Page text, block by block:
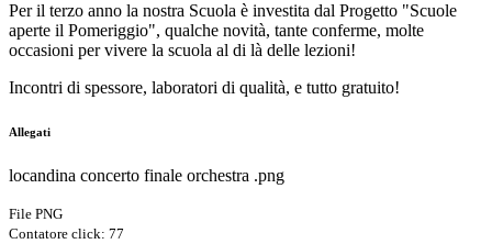
Per il terzo anno la nostra Scuola è investita dal Progetto "Scuole
aperte il Pomeriggio", qualche novità, tante conferme, molte
occasioni per vivere la scuola al di là delle lezioni!
Incontri di spessore, laboratori di qualità, e tutto gratuito!
Allegati
locandina concerto finale orchestra .png
File PNG
Contatore click: 77